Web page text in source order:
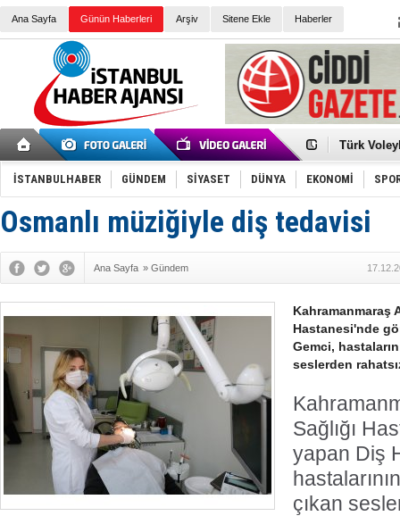
Ana Sayfa Günün Haberleri Arşiv Sitene Ekle Haberler
Elena
Türk
Töreninde
İkinci El
Guguk
Sneaker
Erkek
Tommy
Ankara
Erdoğan:
'Kurultay
İtalyan
İSTANBULHABER GÜNDEM SİYASET DÜNYA EKONOMİ
Osmanlı müziğiyle diş tedavisi
Ana Sayfa » Gündem
Kahramanmaraş
Hastanesi'nde
Gemci,
seslerden
Sağlığı
yapan Diş
çıkan